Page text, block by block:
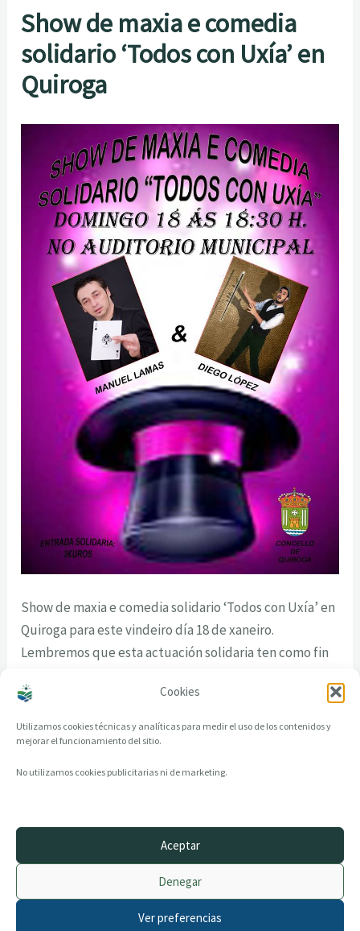
Cookies
Utilizamos cookies técnicas y analíticas para medir el uso de los contenidos y
mejorar el funcionamiento del sitio.
No utilizamos cookies publicitarias ni de marketing.
Aceptar
Denegar
Ver preferencias
Show de maxia e comedia
solidario ‘Todos con Uxía’ en
Quiroga
Show de maxia e comedia solidario ‘Todos con Uxía’ en
Quiroga para este vindeiro día 18 de xaneiro.
Lembremos que esta actuación solidaria ten como fin
Uxía que naceu sen unha man.
© 2014–2026 creandotuprovincia.es · Todos los derechos reservados
Política de Cookies